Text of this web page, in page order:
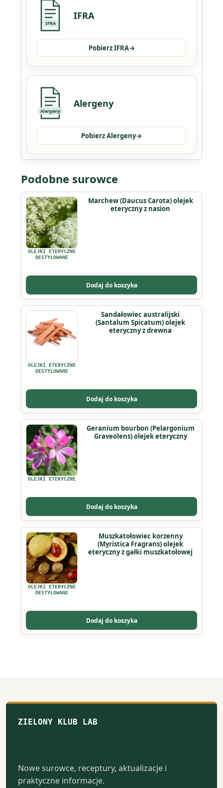
IFRA
IFRA
Pobierz IFRA→
Alergeny
Alergeny
Pobierz Alergeny→
Podobne surowce
OLEJKI ETERYCZNE
DESTYLOWANE
Marchew (Daucus Carota) olejek
eteryczny z nasion
Dodaj do koszyka
Ten
produkt
ma
wiele
wariantów.
Opcje
na
stronie
produktu
OLEJKI ETERYCZNE
DESTYLOWANE
Sandałowiec australijski
(Santalum Spicatum) olejek
eteryczny z drewna
Dodaj do koszyka
Ten
produkt
ma
wiele
wariantów.
Opcje
na
stronie
produktu
OLEJKI ETERYCZNE
Geranium bourbon (Pelargonium
Graveolens) olejek eteryczny
Dodaj do koszyka
Ten
produkt
ma
wiele
wariantów.
można
wybrać
na
stronie
produktu
OLEJKI ETERYCZNE
DESTYLOWANE
Muszkatołowiec korzenny
(Myristica Fragrans) olejek
eteryczny z gałki muszkatołowej
Dodaj do koszyka
Ten
produkt
ma
wiele
wariantów.
Opcje
na
ZIELONY KLUB LAB
Nowe surowce, receptury, aktualizacje i
praktyczne informacje.